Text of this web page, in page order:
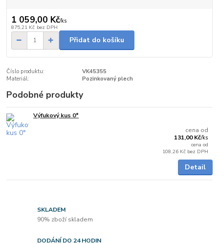
1 059,00 Kč/ks
875,21 Kč bez DPH
Přidat do košíku
Číslo produktu:
VK45355
Materiál:
Pozinkovaný plech
Podobné produkty
Výfukový kus 0°
cena od
131,00 Kč/ks
cena od
108,26 Kč bez DPH
Detail
SKLADEM
90% zboží skladem
DODÁNÍ DO 24 HODIN